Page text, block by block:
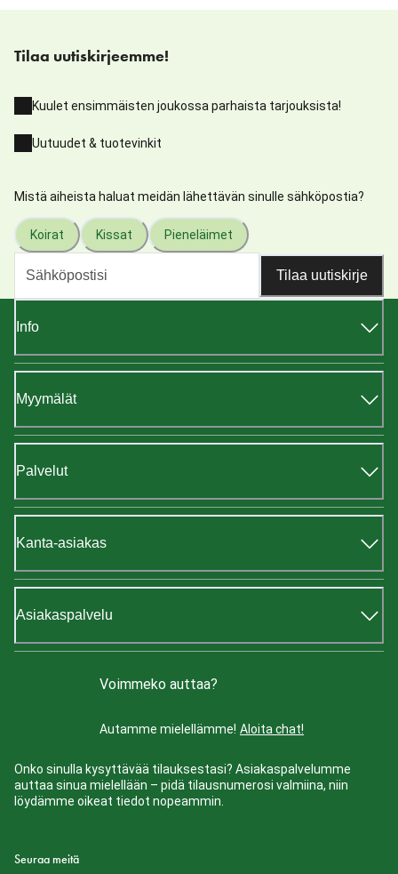
Tilaa uutiskirjeemme!
Kuulet ensimmäisten joukossa parhaista tarjouksista!
Uutuudet & tuotevinkit
Mistä aiheista haluat meidän lähettävän sinulle sähköpostia?
Koirat Kissat Pieneläimet
Tilaa uutiskirje
Info
Myymälät
Palvelut
Kanta-asiakas
Asiakaspalvelu
Voimmeko auttaa?
Autamme mielellämme! Aloita chat!
Onko sinulla kysyttävää tilauksestasi? Asiakaspalvelumme
auttaa sinua mielellään – pidä tilausnumerosi valmiina, niin
löydämme oikeat tiedot nopeammin.
Seuraa meitä